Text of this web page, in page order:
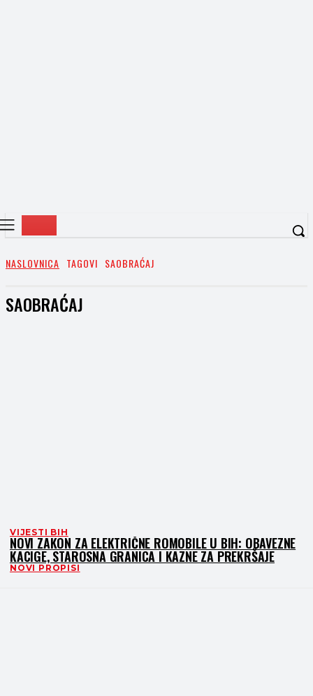
NASLOVNICA TAGOVI SAOBRAĆAJ
SAOBRAĆAJ
VIJESTI BIH
NOVI ZAKON ZA ELEKTRIČNE ROMOBILE U BIH: OBAVEZNE
KACIGE, STAROSNA GRANICA I KAZNE ZA PREKRŠAJE
NOVI PROPISI